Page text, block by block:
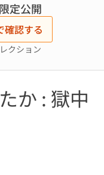
定公開
確認する
クション
か : 獄中